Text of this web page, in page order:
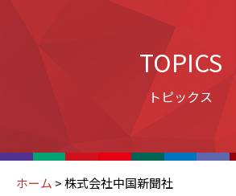
TOPICS
トピックス
ホーム >株式会社中国新聞社